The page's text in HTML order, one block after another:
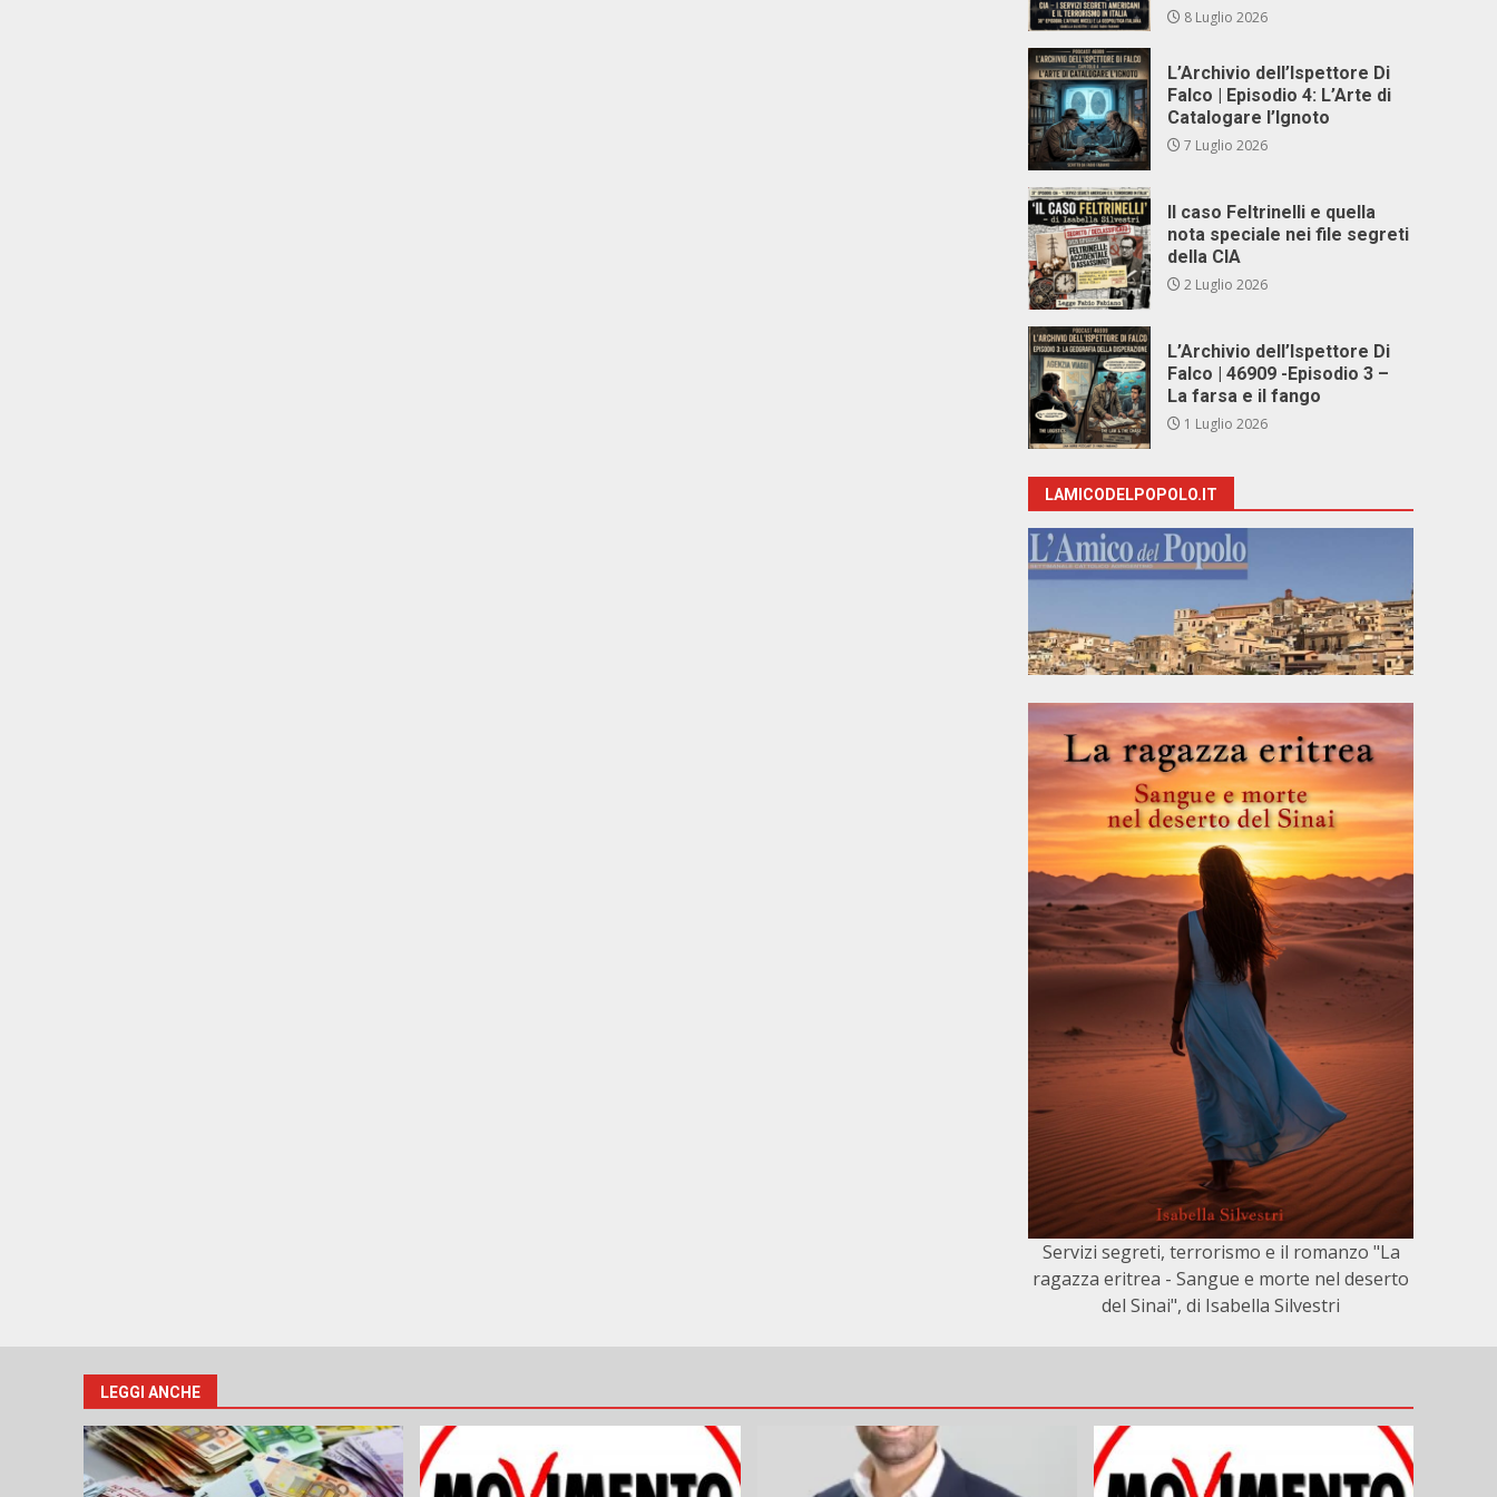
8 Luglio 2026
L’Archivio dell’Ispettore Di
Falco | Episodio 4: L’Arte di
Catalogare l’Ignoto
7 Luglio 2026
Il caso Feltrinelli e quella
nota speciale nei file segreti
della CIA
2 Luglio 2026
L’Archivio dell’Ispettore Di
Falco | 46909 -Episodio 3 –
La farsa e il fango
1 Luglio 2026
LAMICODELPOPOLO.IT
Servizi segreti, terrorismo e il romanzo "La
ragazza eritrea - Sangue e morte nel deserto
del Sinai", di Isabella Silvestri
LEGGI ANCHE